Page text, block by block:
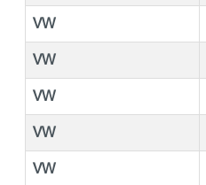
VW
VW
VW
VW
VW